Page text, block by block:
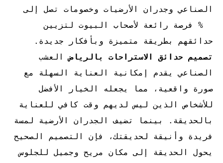
الصناعي وجدران الأرضيات وخصومات تصل إلى
20% فرصة رائعة لأصحاب البيوت لتزيين
حدائقهم بطريقة متميزة وبأفكار جديدة.
تصميم حدائق الاستراحات بالرياضالعشب
الصناعي يقدم إمكانية العناية السهلة مع
صورة واقعية، مما يجعله الخيار الأفضل
للأشخاص الذين ليس لديهم وقت كافي للعناية
بالحديقة. بينما تضيف الجدران الأرضية لمسة
فريدة وأنيقة لحديقتك، فإن التصميم الصحيح
يحول الحديقة إلى مكان مريح وجميل للجلوس